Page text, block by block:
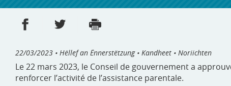
Partager sur Facebook
Partager sur Twitter
22/03/2023 • Hëllef an Ënnerstëtzung • Kandheet • Noriichten
Le 22 mars 2023, le Conseil de gouvernement a
renforcer l’activité de l’assistance parentale.